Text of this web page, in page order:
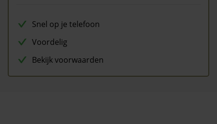
Snel op je telefoon
Voordelig
Bekijk voorwaarden